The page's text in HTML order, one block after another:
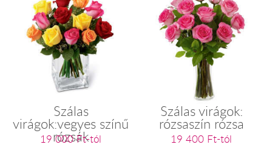
Szálas
virágok:vegyes színű
rózsák
19 000 Ft-tól
Szálas virágok:
rózsaszín rózsa
19 400 Ft-tól